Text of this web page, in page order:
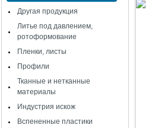
Другая продукция
Литье под давлением,
ротоформование
Пленки, листы
Профили
Тканные и нетканные
материалы
Индустрия искож
Вспененные пластики